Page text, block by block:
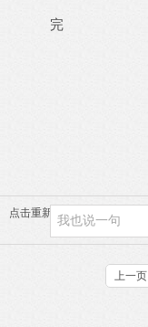
完
点击重新加载
上一页